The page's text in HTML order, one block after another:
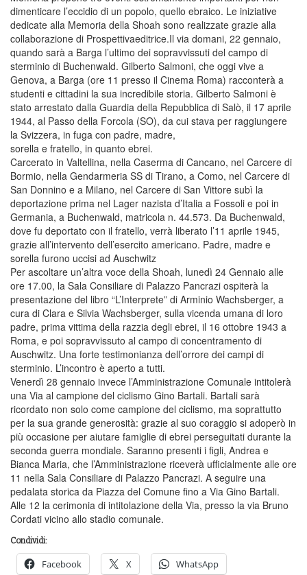
dimenticare l’eccidio di un popolo, quello ebraico. Le iniziative
dedicate alla Memoria della Shoah sono realizzate grazie alla
collaborazione di Prospettivaeditrice.Il via domani, 22 gennaio,
quando sarà a Barga l’ultimo dei sopravvissuti del campo di
sterminio di Buchenwald. Gilberto Salmoni, che oggi vive a
Genova, a Barga (ore 11 presso il Cinema Roma) racconterà a
studenti e cittadini la sua incredibile storia. Gilberto Salmoni è
stato arrestato dalla Guardia della Repubblica di Salò, il 17 aprile
1944, al Passo della Forcola (SO), da cui stava per raggiungere
la Svizzera, in fuga con padre, madre,
sorella e fratello, in quanto ebrei.
Carcerato in Valtellina, nella Caserma di Cancano, nel Carcere di
Bormio, nella Gendarmeria SS di Tirano, a Como, nel Carcere di
San Donnino e a Milano, nel Carcere di San Vittore subì la
deportazione prima nel Lager nazista d’Italia a Fossoli e poi in
Germania, a Buchenwald, matricola n. 44.573. Da Buchenwald,
dove fu deportato con il fratello, verrà liberato l’11 aprile 1945,
grazie all’intervento dell’esercito americano. Padre, madre e
sorella furono uccisi ad Auschwitz
Per ascoltare un’altra voce della Shoah, lunedì 24 Gennaio alle
ore 17.00, la Sala Consiliare di Palazzo Pancrazi ospiterà la
presentazione del libro “L’Interprete” di Arminio Wachsberger, a
cura di Clara e Silvia Wachsberger, sulla vicenda umana di loro
padre, prima vittima della razzia degli ebrei, il 16 ottobre 1943 a
Roma, e poi sopravvissuto al campo di concentramento di
Auschwitz. Una forte testimonianza dell’orrore dei campi di
sterminio. L’incontro è aperto a tutti.
Venerdì 28 gennaio invece l’Amministrazione Comunale intitolerà
una Via al campione del ciclismo Gino Bartali. Bartali sarà
ricordato non solo come campione del ciclismo, ma soprattutto
per la sua grande generosità: grazie al suo coraggio si adoperò in
più occasione per aiutare famiglie di ebrei perseguitati durante la
seconda guerra mondiale. Saranno presenti i figli, Andrea e
Bianca Maria, che l’Amministrazione riceverà ufficialmente alle ore
11 nella Sala Consiliare di Palazzo Pancrazi. A seguire una
pedalata storica da Piazza del Comune fino a Via Gino Bartali.
Alle 12 la cerimonia di intitolazione della Via, presso la via Bruno
Cordati vicino allo stadio comunale.
Condividi:
Facebook X WhatsApp